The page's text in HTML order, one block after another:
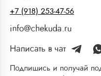
+7 (918) 253-47-56
info@chekuda.ru
Написать в чат
Подпишись и получай